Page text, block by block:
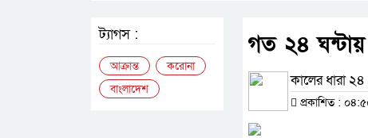
গত ২৪
কালের ধারা ২৪
প্রকাশিত :
ট্যাগস :
আক্রান্ত
করোনা
বাংলাদেশ